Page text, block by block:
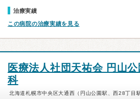
治療実績
この病院の治療実績を見る
医療法人社団天祐会 円山
科
北海道札幌市中央区大通西（円山公園駅、西28丁目